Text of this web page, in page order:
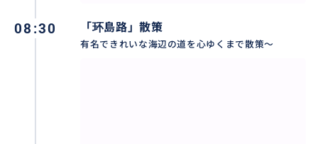
08:30 「环島路」散策
有名できれいな海辺の道を心ゆくまで散策～